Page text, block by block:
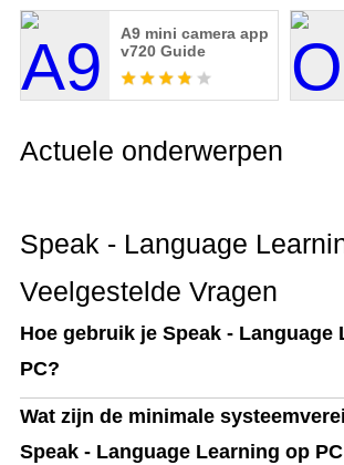
A9 mini camera app
v720 Guide
Actuele onderwerpen
Speak - Language
Veelgestelde Vragen
Hoe gebruik je Speak - Language
PC?
Wat zijn de minimale
Speak - Language Learning op